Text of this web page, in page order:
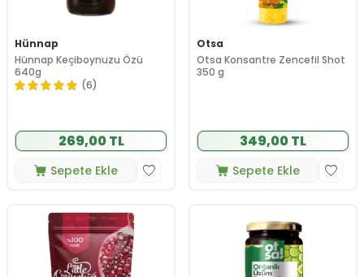
Hünnap
Hünnap Keçiboynuzu Özü
640g
(6)
269,00 TL
Sepete Ekle
Otsa
Otsa Konsantre Zencefil Shot
350 g
349,00 TL
Sepete Ekle